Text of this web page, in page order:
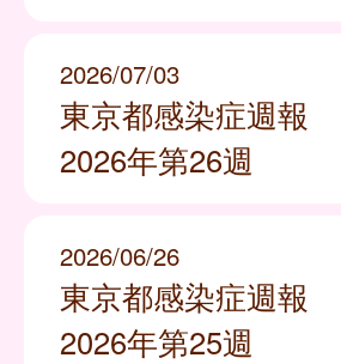
2026/07/03
東京都感染症週報
2026年第26週
2026/06/26
東京都感染症週報
2026年第25週